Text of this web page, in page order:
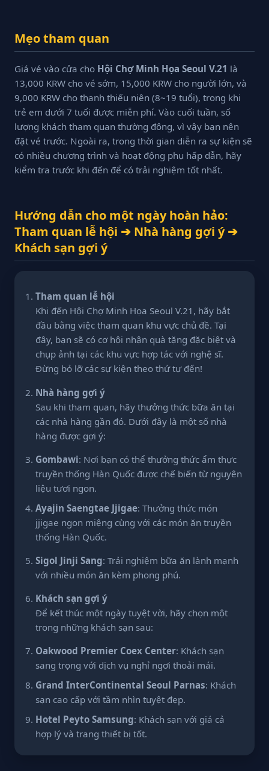
Mẹo tham quan
Giá vé vào cửa cho Hội Chợ Minh Họa Seoul V.21 là
13,000 KRW cho vé sớm, 15,000 KRW cho người lớn, và
9,000 KRW cho thanh thiếu niên (8~19 tuổi), trong khi
trẻ em dưới 7 tuổi được miễn phí. Vào cuối tuần, số
lượng khách tham quan thường đông, vì vậy bạn nên
đặt vé trước. Ngoài ra, trong thời gian diễn ra sự kiện sẽ
có nhiều chương trình và hoạt động phụ hấp dẫn, hãy
kiểm tra trước khi đến để có trải nghiệm tốt nhất.
Hướng dẫn cho một ngày hoàn hảo:
Tham quan lễ hội ➔ Nhà hàng gợi ý ➔
Khách sạn gợi ý
Tham quan lễ hội
Khi đến Hội Chợ Minh Họa Seoul V.21, hãy bắt
đầu bằng việc tham quan khu vực chủ đề. Tại
đây, bạn sẽ có cơ hội nhận quà tặng đặc biệt và
chụp ảnh tại các khu vực hợp tác với nghệ sĩ.
Đừng bỏ lỡ các sự kiện theo thứ tự đến!
Nhà hàng gợi ý
Sau khi tham quan, hãy thưởng thức bữa ăn tại
các nhà hàng gần đó. Dưới đây là một số nhà
hàng được gợi ý:
Gombawi: Nơi bạn có thể thưởng thức ẩm thực
truyền thống Hàn Quốc được chế biến từ nguyên
liệu tươi ngon.
Ayajin Saengtae Jjigae: Thưởng thức món
jjigae ngon miệng cùng với các món ăn truyền
thống Hàn Quốc.
Sigol Jinji Sang: Trải nghiệm bữa ăn lành mạnh
với nhiều món ăn kèm phong phú.
Khách sạn gợi ý
Để kết thúc một ngày tuyệt vời, hãy chọn một
trong những khách sạn sau:
Oakwood Premier Coex Center: Khách sạn
sang trọng với dịch vụ nghỉ ngơi thoải mái.
Grand InterContinental Seoul Parnas: Khách
sạn cao cấp với tầm nhìn tuyệt đẹp.
Hotel Peyto Samsung: Khách sạn với giá cả
hợp lý và trang thiết bị tốt.